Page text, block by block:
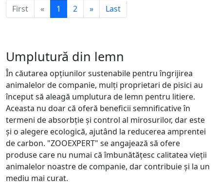
First « 1 2 » Last
Umplutură din lemn
În căutarea opțiunilor sustenabile pentru îngrijirea
animalelor de companie, mulți proprietari de pisici au
început să aleagă umplutura de lemn pentru litiere.
Aceasta nu doar că oferă beneficii semnificative în
termeni de absorbție și control al mirosurilor, dar este
și o alegere ecologică, ajutând la reducerea amprentei
de carbon. "ZOOEXPERT" se angajează să ofere
produse care nu numai că îmbunătățesc calitatea vieții
animalelor noastre de companie, dar contribuie și la un
mediu mai curat.